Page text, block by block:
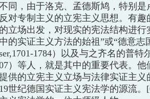
同，由于洛克、孟德斯鸠，特别
对专制主义的立宪主义思想。有
立场出发，对现实的宪法结构进
的实证主义方法的始祖”或“德意志
1784）以及与之齐名的普特
）等人，就是其中的重要代表。
供的立宪主义立场与法律实证主
世纪德国实证主义宪法学的源流